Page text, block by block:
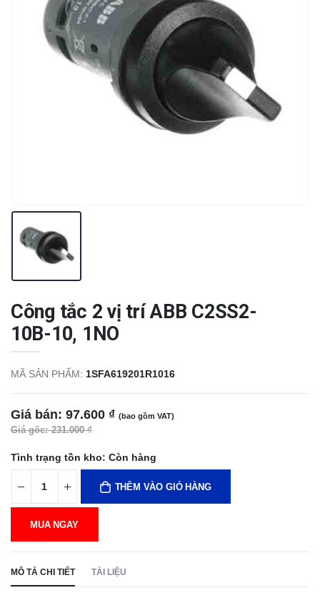
Công tắc 2 vị trí ABB C2SS2-
10B-10, 1NO
MÃ SẢN PHẨM: 1SFA619201R1016
Giá bán: 97.600 ₫ (bao gồm VAT)
Giá gốc: 231.000 ₫
Tình trạng tồn kho: Còn hàng
THÊM VÀO GIỎ HÀNG
MUA NGAY
MÔ TẢ CHI TIẾT TÀI LIỆU